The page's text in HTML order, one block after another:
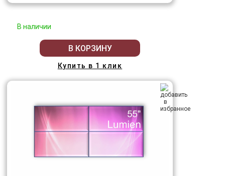
В наличии
В КОРЗИНУ
Купить в 1 клик